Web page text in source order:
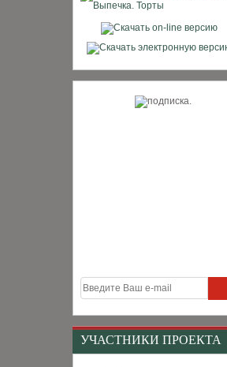
УЧАСТНИКИ ПРОЕКТА